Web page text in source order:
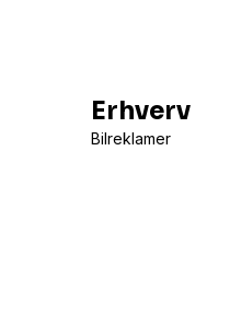
Erhverv
Bilreklamer